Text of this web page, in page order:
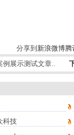
分享到 新浪微博腾
例展示测试文章..
科技